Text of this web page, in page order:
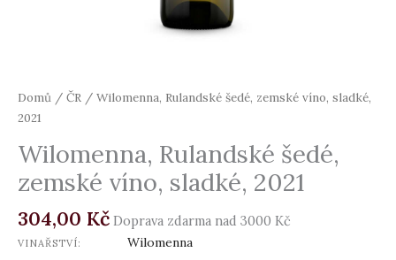
Domů / ČR / Wilomenna, Rulandské šedé, zemské víno, sladké,
2021
Wilomenna, Rulandské šedé,
zemské víno, sladké, 2021
304,00 Kč Doprava zdarma nad 3000 Kč
VINAŘSTVÍ: Wilomenna